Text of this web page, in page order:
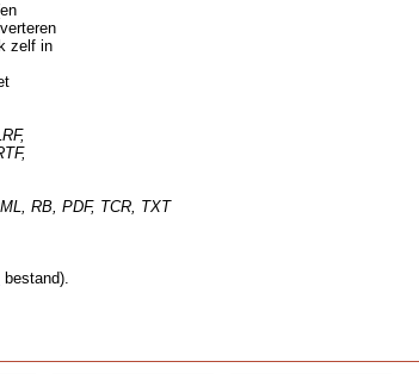
zelf in
RB, PDF, TCR, TXT
bestand).